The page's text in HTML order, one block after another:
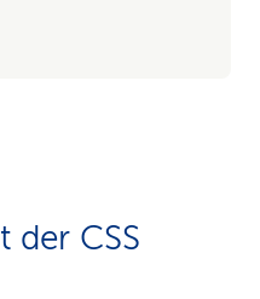
der CSS